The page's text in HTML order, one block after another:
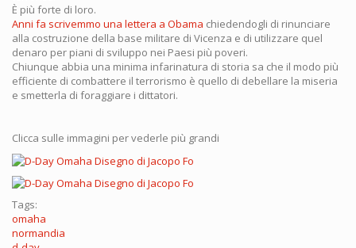
È più forte di loro.
Anni fa scrivemmo una lettera a Obama chiedendogli di rinunciare
alla costruzione della base militare di Vicenza e di utilizzare quel
denaro per piani di sviluppo nei Paesi più poveri.
Chiunque abbia una minima infarinatura di storia sa che il modo più
efficiente di combattere il terrorismo è quello di debellare la miseria
e smetterla di foraggiare i dittatori.
Clicca sulle immagini per vederle più grandi
Tags:
omaha
normandia